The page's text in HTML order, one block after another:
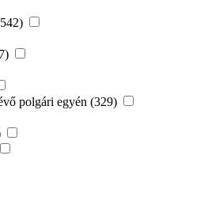
polgári egyén (329)